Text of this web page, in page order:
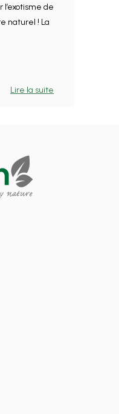
de
naturel ! La
Lire la suite